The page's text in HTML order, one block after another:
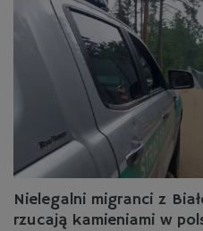
Nielegalni migranci z
rzucają kamieniami w